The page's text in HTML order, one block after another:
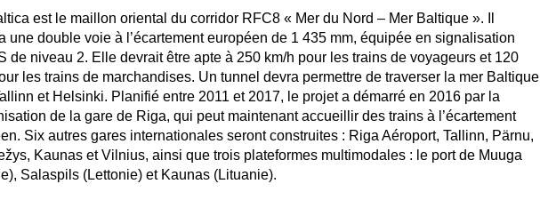
est le maillon oriental du corridor RFC8 « Mer du Nord – Mer Baltique ». Il
une double voie à l’écartement européen de 1 435 mm, équipée en signalisation
de niveau 2. Elle devrait être apte à 250 km/h pour les trains de voyageurs et 120
les trains de marchandises. Un tunnel devra permettre de traverser la mer Baltique
et Helsinki. Planifié entre 2011 et 2017, le projet a démarré en 2016 par la
de la gare de Riga, qui peut maintenant accueillir des trains à l’écartement
Six autres gares internationales seront construites : Riga Aéroport, Tallinn, Pärnu,
Kaunas et Vilnius, ainsi que trois plateformes multimodales : le port de Muuga
Salaspils (Lettonie) et Kaunas (Lituanie).